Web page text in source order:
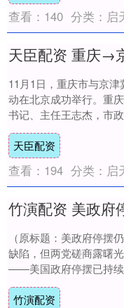
查看： 140 分类： 启
11月1日，重庆市与京
动在北京成功举行。重
书记、主任王志杰，市
任刘晟出席活动并致辞
成员、....
天臣配资
查看： 194 分类： 启
（原标题：美政府停摆
缺陷，但两党磋商露曙
——美国政府停摆已持续
最长的停摆纪录仅差一
13....
竹演配资